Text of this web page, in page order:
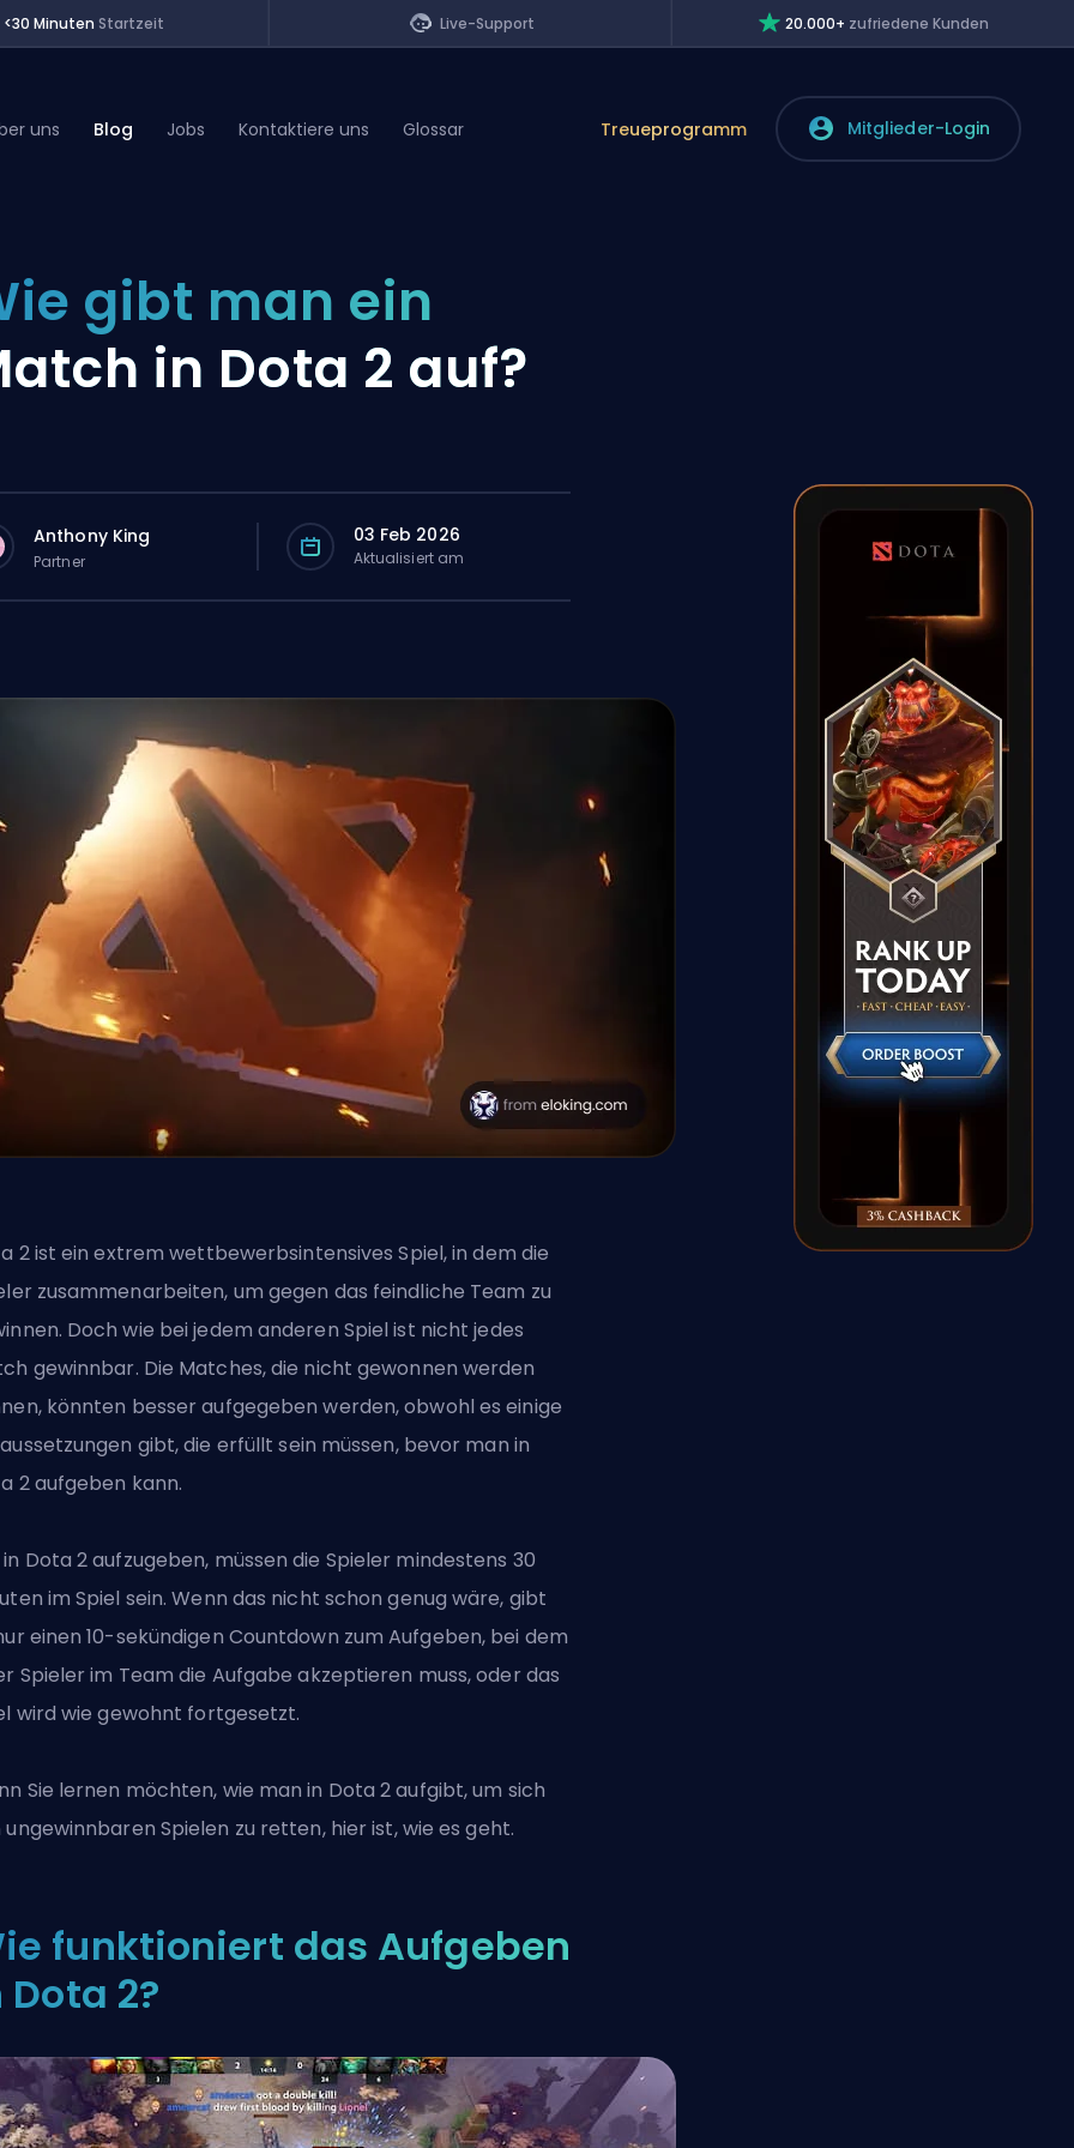
<30 Minuten Startzeit Live-Support 20.000+ zufriedene Kunden
uns Blog Jobs Kontaktiere uns Glossar Treueprogramm Mitglieder-Login
gibt man ein
in Dota 2 auf?
Anthony King
Partner
03 Feb 2026
Aktualisiert am
2 ist ein extrem wettbewerbsintensives Spiel, in dem die
zusammenarbeiten, um gegen das feindliche Team zu
Doch wie bei jedem anderen Spiel ist nicht jedes
gewinnbar. Die Matches, die nicht gewonnen werden
könnten besser aufgegeben werden, obwohl es einige
gibt, die erfüllt sein müssen, bevor man in
2 aufgeben kann.
Dota 2 aufzugeben, müssen die Spieler mindestens 30
im Spiel sein. Wenn das nicht schon genug wäre, gibt
einen 10-sekündigen Countdown zum Aufgeben, bei dem
Spieler im Team die Aufgabe akzeptieren muss, oder das
wird wie gewohnt fortgesetzt.
Sie lernen möchten, wie man in Dota 2aufgibt, um sich
ungewinnbaren Spielen zu retten, hier ist, wie es geht.
funktioniert das Aufgeben
Dota 2?